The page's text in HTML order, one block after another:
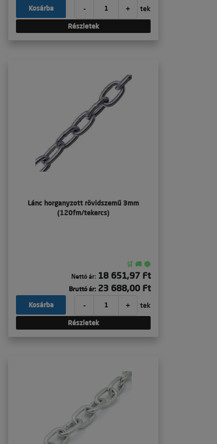
- + tek
Kosárba
Részletek
Lánc horganyzott rövidszemű 3mm
(120fm/tekercs)
🛒 🚚 🟢
Nettó ár: 18 651,97 Ft
Bruttó ár: 23 688,00 Ft
- + tek
Kosárba
Részletek